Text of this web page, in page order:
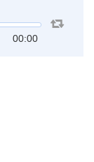
00:00